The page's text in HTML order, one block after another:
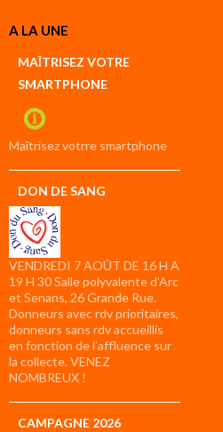
Créer
compte
compte
A LA UNE
MAÎTRISEZ VOTRE
SMARTPHONE
Maîtrisez votrre smartphone
DON DE SANG
VENDREDI 7 AOÛT DE 16 H A
19 H 30 Salle polyvalente d’Arc
et Senans, 26 Grande Rue.
Donneurs avec rdv prioritaires,
donneurs sans rdv accueillis
en fonction de l’affluence sur
la collecte. VENEZ
NOMBREUX !
CAMPAGNE 2026